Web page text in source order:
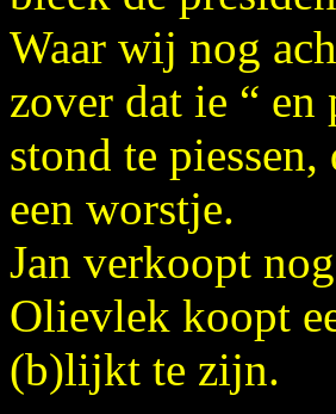
Waar wij nog
zover dat ie “
stond te
een worstje.
Jan verkoopt
Olievlek koopt
(b)lijkt te zijn.